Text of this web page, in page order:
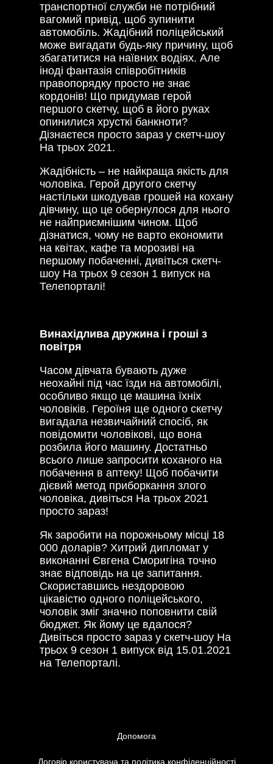
транспортної служби не потрібний
вагомий привід, щоб зупинити
автомобіль. Жадібний поліцейський
може вигадати будь-яку причину, щоб
збагатитися на наївних водіях. Але
іноді фантазія співробітників
правопорядку просто не знає
кордонів! Що придумав герой
першого скетчу, щоб в його руках
опинилися хрусткі банкноти?
Дізнаєтеся просто зараз у скетч-шоу
На трьох 2021.
Жадібність – не найкраща якість для
чоловіка. Герой другого скетчу
настільки шкодував грошей на кохану
дівчину, що це обернулося для нього
не найприємнішим чином. Щоб
дізнатися, чому не варто економити
на квітах, кафе та морозиві на
першому побаченні, дивіться скетч-
шоу На трьох 9 сезон 1 випуск на
Телепорталі!
Винахідлива дружина і гроші з
повітря
Часом дівчата бувають дуже
неохайні під час їзди на автомобілі,
особливо якщо це машина їхніх
чоловіків. Героїня ще одного скетчу
вигадала незвичайний спосіб, як
повідомити чоловікові, що вона
розбила його машину. Достатньо
всього лише запросити коханого на
побачення в аптеку! Щоб побачити
дієвий метод приборкання злого
чоловіка, дивіться На трьох 2021
просто зараз!
Як заробити на порожньому місці 18
000 доларів? Хитрий дипломат у
виконанні Євгена Сморигіна точно
знає відповідь на це запитання.
Скориставшись нездоровою
цікавістю одного поліцейського,
чоловік зміг значно поповнити свій
бюджет. Як йому це вдалося?
Дивіться просто зараз у скетч-шоу На
трьох 9 сезон 1 випуск від 15.01.2021
на Телепорталі.
Допомога
Договір користувача та політика конфіденційності